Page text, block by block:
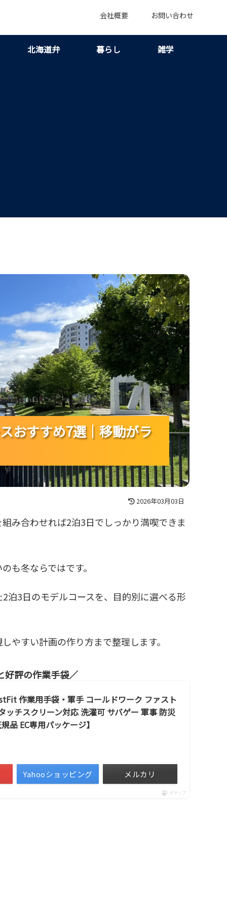
会社概要 お問い合わせ
北海道弁 暮らし 雑学
動がラクで満足度が高い旅にしよう！
おすすめ7選｜移動がラ
おすすめ7選｜移動がラ
おすすめ7選｜移動がラ
2026年03月03日
み合わせれば2泊3日でしっかり満喫できま
も冬ならではです。
泊3日のモデルコースを、目的別に選べる形
やすい計画の作り方まで整理します。
好評の作業手袋
作業用手袋・軍手 コールドワーク ファスト
ッチスクリーン対応 洗濯可 サバゲー 軍事 防災
品 EC専用パッケージ】
Yahooショッピング メルカリ
ポチップ